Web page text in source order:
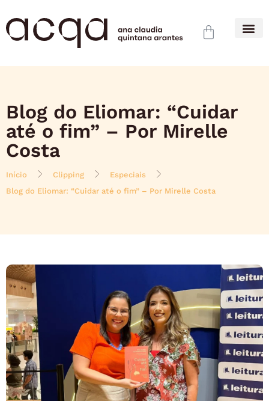
Blog do Eliomar: “Cuidar
até o fim” – Por Mirelle
Costa
Início Clipping
Especiais
Blog do Eliomar: “Cuidar até o fim” – Por Mirelle Costa